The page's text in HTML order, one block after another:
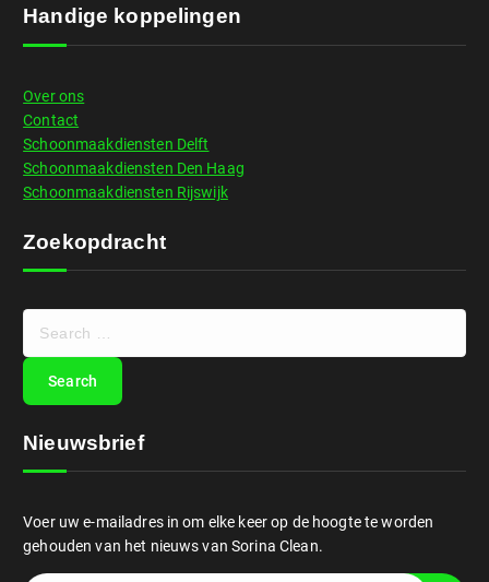
Handige koppelingen
Over ons
Contact
Schoonmaakdiensten Delft
Schoonmaakdiensten Den Haag
Schoonmaakdiensten Rijswijk
Zoekopdracht
Nieuwsbrief
Voer uw e-mailadres in om elke keer op de hoogte te worden
gehouden van het nieuws van Sorina Clean.